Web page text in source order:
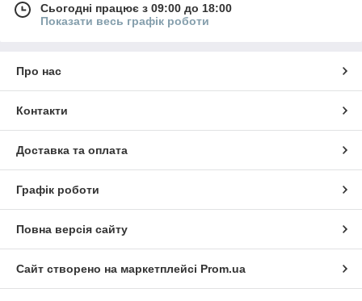
Сьогодні працює з 09:00 до 18:00
Показати весь графік роботи
Про нас
Контакти
Доставка та оплата
Графік роботи
Повна версія сайту
Сайт створено на маркетплейсі Prom.ua